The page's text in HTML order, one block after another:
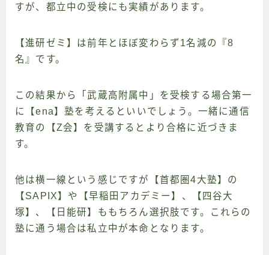
すが、都立中の受検にも実績があります。
【進研ゼミ】は前年とほぼ変わらず1名減の『8
名』です。
この結果から「武蔵高附属中」を受検する場合第一
に【ena】塾を考えるといいでしょう。一緒に通信
教育の【Z会】を受講するとより合格に近づきま
す。
他は横一線という感じですが【首都圏4大塾】の
【SAPIX】や【早稲田アカデミー】、【四谷大
塚】、【日能研】ももちろん選択肢です。これらの
塾に通う場合は私立中が本命となります。